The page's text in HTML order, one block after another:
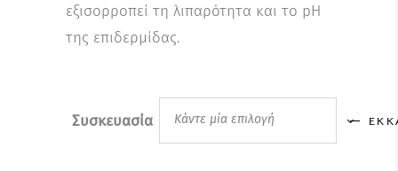
εξισορροπεί τη λιπαρότητα και το pH
της επιδερμίδας.
Συσκευασία Κάντε μία επιλογή